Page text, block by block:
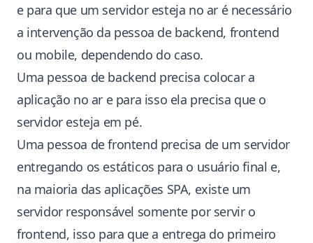
e para que um servidor esteja no ar é necessário
a intervenção da pessoa de backend, frontend
ou mobile, dependendo do caso.
Uma pessoa de backend precisa colocar a
aplicação no ar e para isso ela precisa que o
servidor esteja em pé.
Uma pessoa de frontend precisa de um servidor
entregando os estáticos para o usuário final e,
na maioria das aplicações SPA, existe um
servidor responsável somente por servir o
frontend, isso para que a entrega do primeiro